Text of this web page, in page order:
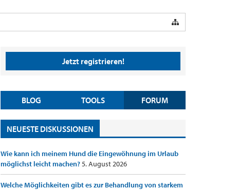
Jetzt registrieren!
BLOG TOOLS FORUM
NEUESTE DISKUSSIONEN
Wie kann ich meinem Hund die Eingewöhnung im Urlaub
möglichst leicht machen?5. August 2026
Welche Möglichkeiten gibt es zur Behandlung von starkem